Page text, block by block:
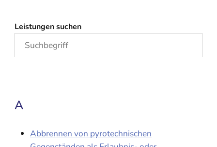
Leistungen suchen
A
Abbrennen von pyrotechnischen